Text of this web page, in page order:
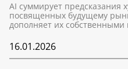
AI суммирует предсказания
посвященных будущему
дополняет их собственными
16.01.2026